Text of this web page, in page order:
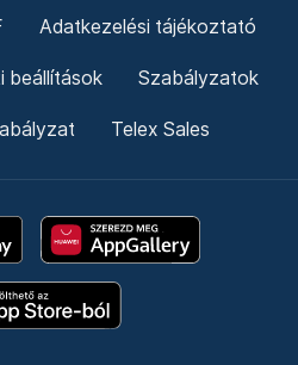
Adatkezelési tájékoztató
beállítások Szabályzatok
Telex Sales